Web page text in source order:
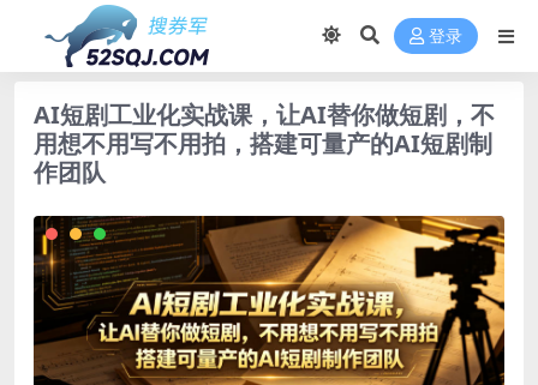
登录
AI短剧工业化实战课，让AI替你做短剧，不
用想不用写不用拍，搭建可量产的AI短剧制
作团队